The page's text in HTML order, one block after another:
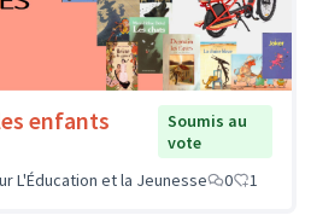
enfants
Soumis au
vote
L'Éducation et la Jeunesse
0 1